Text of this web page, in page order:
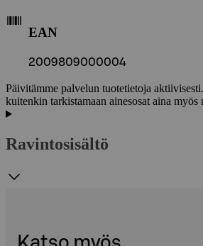
EAN
2009809000004
Päivitämme palvelun tuotetietoja
kuitenkin tarkistamaan ainesosat aina myös
Ravintosisältö